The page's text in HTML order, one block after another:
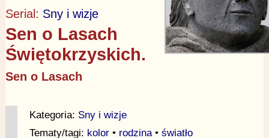
Serial: Sny i wizje
Sen o Lasach
Świętokrzyskich.
Sen o Lasach
Kategoria: Sny i wizje
Tematy/tagi: kolor• rodzina• światło